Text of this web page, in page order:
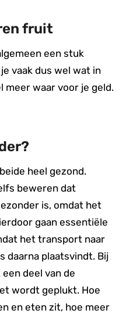
fruit
een stuk
vaak dus wel wat in
meer waar voor je geld.
heel gezond.
beweren dat
is, omdat het
gaan essentiële
het transport naar
daarna plaatsvindt. Bij
deel van de
wordt geplukt. Hoe
en eten zit, hoe meer